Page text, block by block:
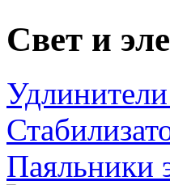
Свет и
Паяльники